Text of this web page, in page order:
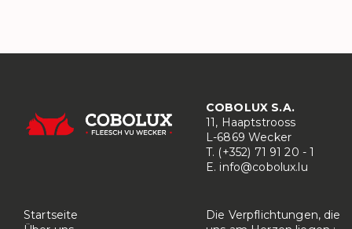
COBOLUX S.A.
11, Haaptstrooss
L-6869 Wecker
T. (+352) 71 91 20 - 1
E. info@cobolux.lu
Startseite
Die Verpflichtungen, die